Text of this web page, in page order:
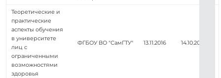
Теоретические и
практические
аспекты обучения
в университете
лиц с
ограниченными
возможностями
здоровья
ФГБОУ ВО "СамГТУ" 13.11.2016 14.10.2016